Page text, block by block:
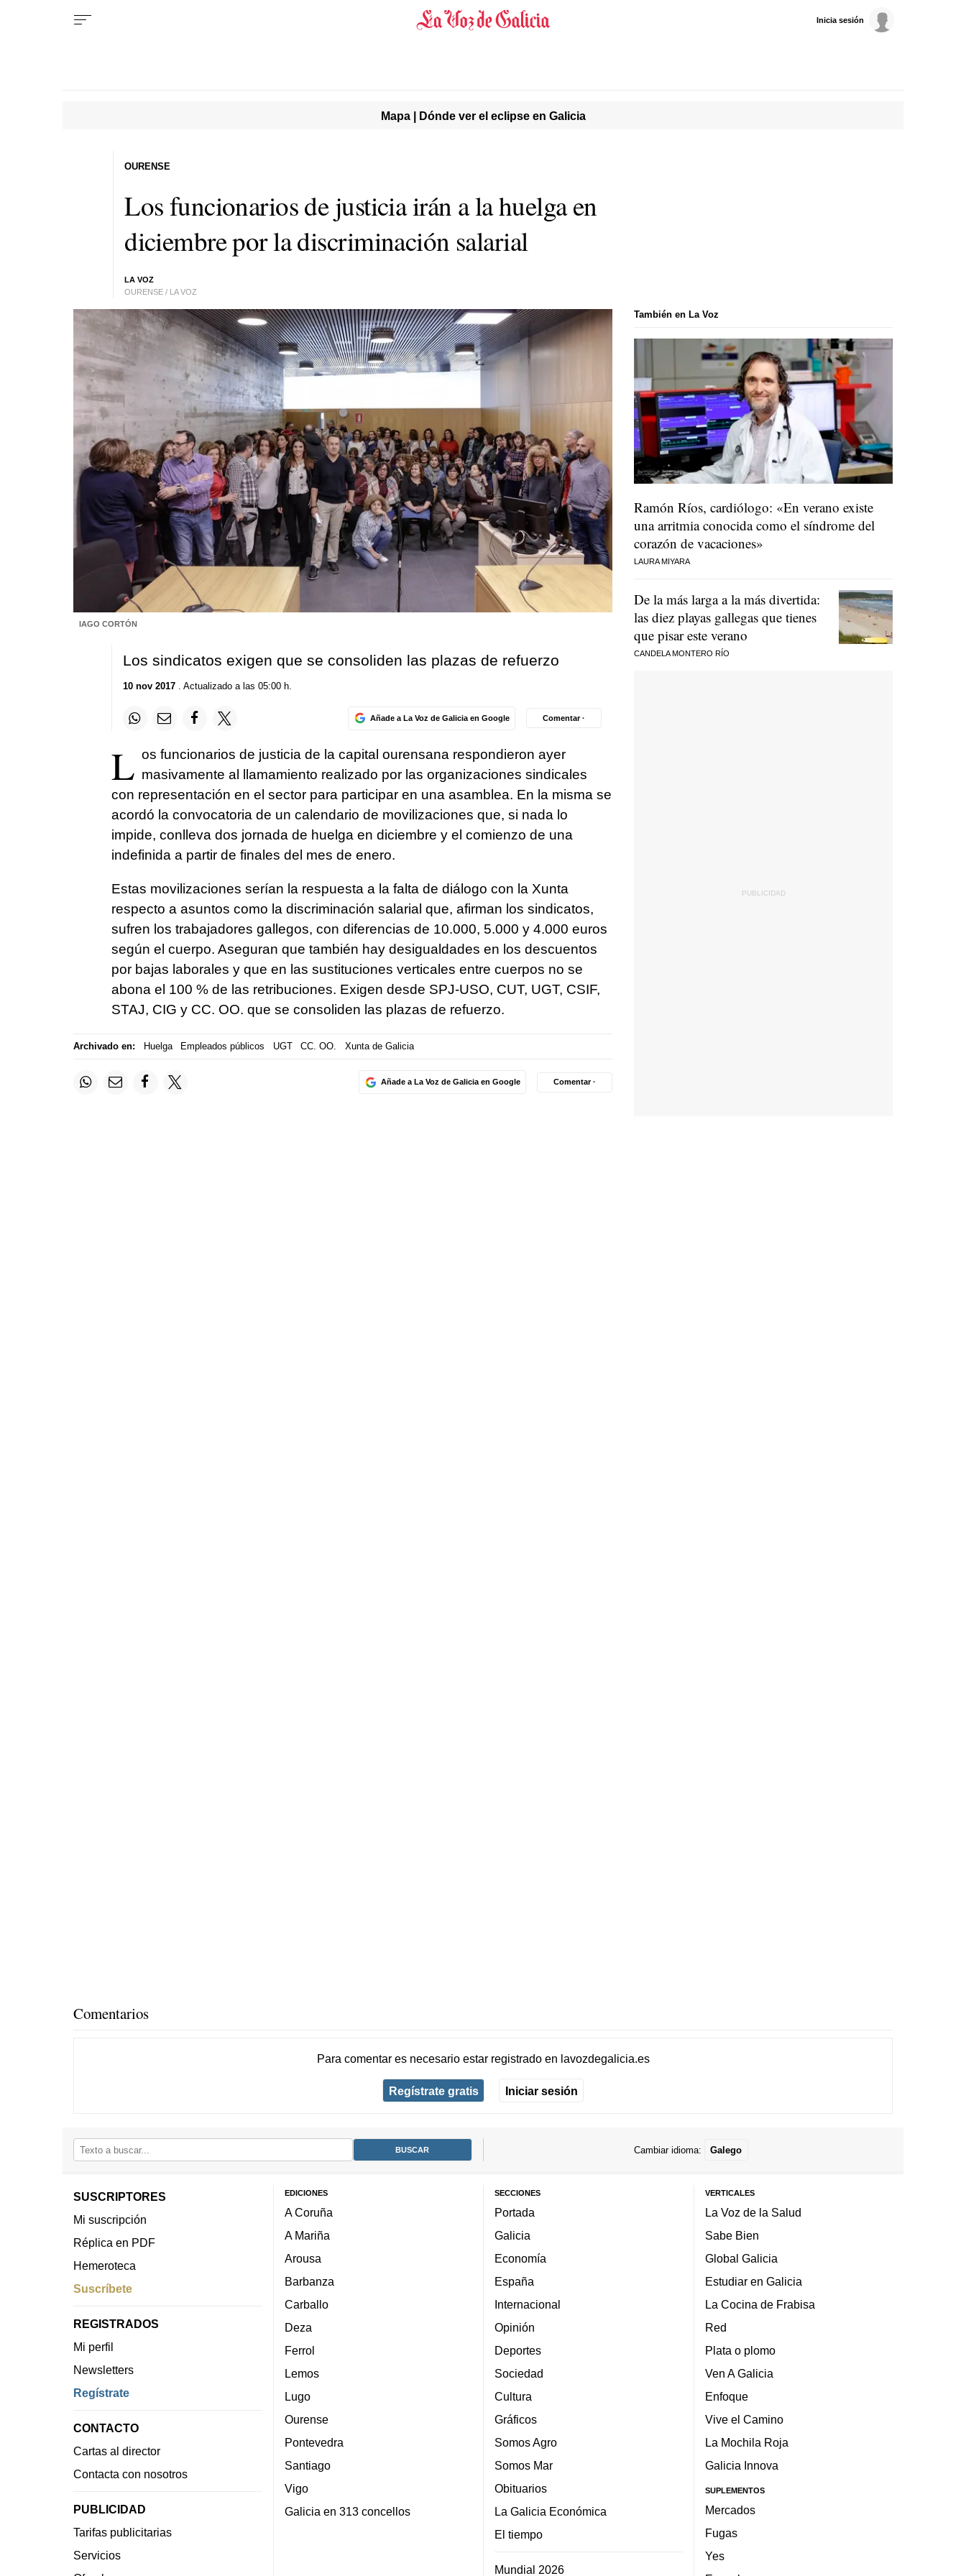
Inicia sesión
Mapa | Dónde ver el eclipse en Galicia
Los funcionarios de justicia irán a la huelga en
diciembre por la discriminación salarial
LA VOZ
OURENSE / LA VOZ
OURENSE
IAGO CORTÓN
Los sindicatos exigen que se consoliden las plazas de refuerzo
10 nov 2017. Actualizado a las 05:00 h.
Añade a La Voz de Galicia en Google Comentar ·
L os funcionarios de justicia de la capital ourensana respondieron ayer
masivamente al llamamiento realizado por las organizaciones sindicales
con representación en el sector para participar en una asamblea. En la misma se
acordó la convocatoria de un calendario de movilizaciones que, si nada lo
impide, conlleva dos jornada de huelga en diciembre y el comienzo de una
indefinida a partir de finales del mes de enero.
Estas movilizaciones serían la respuesta a la falta de diálogo con la Xunta
respecto a asuntos como la discriminación salarial que, afirman los sindicatos,
sufren los trabajadores gallegos, con diferencias de 10.000, 5.000 y 4.000 euros
según el cuerpo. Aseguran que también hay desigualdades en los descuentos
por bajas laborales y que en las sustituciones verticales entre cuerpos no se
abona el 100 % de las retribuciones. Exigen desde SPJ-USO, CUT, UGT, CSIF,
STAJ, CIG y CC. OO. que se consoliden las plazas de refuerzo.
Archivado en: Huelga Empleados públicos UGT CC. OO. Xunta de Galicia
Añade a La Voz de Galicia en Google Comentar ·
También en La Voz
Ramón Ríos, cardiólogo: «En verano existe
una arritmia conocida como el síndrome del
corazón de vacaciones»
LAURA MIYARA
De la más larga a la más divertida:
las diez playas gallegas que tienes
que pisar este verano
CANDELA MONTERO RÍO
Comentarios
Para comentar es necesario estar registradoen lavozdegalicia.es
Regístrate gratis Iniciar sesión
Cambiar idioma: Galego
SUSCRIPTORES
Mi suscripción
Réplica en PDF
Hemeroteca
Suscríbete
REGISTRADOS
Mi perfil
Newsletters
Regístrate
CONTACTO
Cartas al director
Contacta con nosotros
PUBLICIDAD
Tarifas publicitarias
Servicios
EDICIONES
A Coruña
A Mariña
Arousa
Barbanza
Carballo
Deza
Ferrol
Lemos
Lugo
Ourense
Pontevedra
Santiago
Vigo
Galicia en 313 concellos
SECCIONES
Portada
Galicia
Economía
España
Internacional
Opinión
Deportes
Sociedad
Cultura
Gráficos
Somos Agro
Somos Mar
Obituarios
La Galicia Económica
El tiempo
Mundial 2026
VERTICALES
La Voz de la Salud
Sabe Bien
Global Galicia
Estudiar en Galicia
La Cocina de Frabisa
Red
Plata o plomo
Ven A Galicia
Enfoque
Vive el Camino
La Mochila Roja
Galicia Innova
SUPLEMENTOS
Mercados
Fugas
Yes